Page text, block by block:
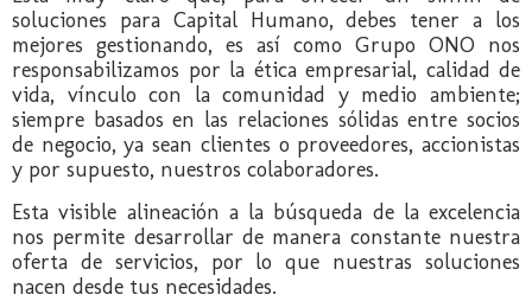
soluciones para Capital Humano, debes tener a los
mejores gestionando, es así como Grupo ONO nos
responsabilizamos por la ética empresarial, calidad de
vida, vínculo con la comunidad y medio ambiente;
siempre basados en las relaciones sólidas entre socios
de negocio, ya sean clientes o proveedores, accionistas
y por supuesto, nuestros colaboradores.
Esta visible alineación a la búsqueda de la excelencia
nos permite desarrollar de manera constante nuestra
oferta de servicios, por lo que nuestras soluciones
nacen desde tus necesidades.